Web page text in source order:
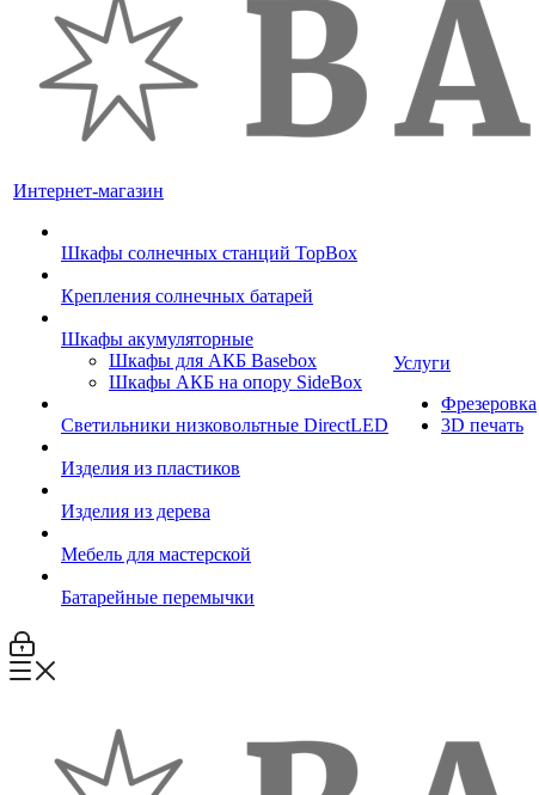
Интернет-магазин
Шкафы солнечных станций TopBox
Крепления солнечных батарей
Шкафы акумуляторные
Шкафы для АКБ Basebox
Шкафы АКБ на опору SideBox
Светильники низковольтные DirectLED
Изделия из пластиков
Изделия из дерева
Мебель для мастерской
Батарейные перемычки
Услуги
Фрезеровка
3D печать